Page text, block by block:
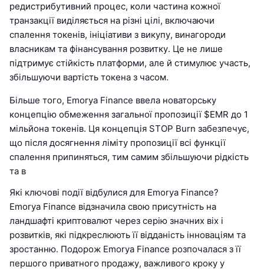
редистрибутивний процес, коли частина кожної
транзакції виділяється на різні цілі, включаючи
спалення токенів, ініціативи з викупу, винагороди
власникам та фінансування розвитку. Це не лише
підтримує стійкість платформи, але й стимулює участь,
збільшуючи вартість токена з часом.
Більше того, Emorya Finance ввела новаторську
концепцію обмеження загальної пропозиції $EMR до 1
мільйона токенів. Ця концепція STOP Burn забезпечує,
що після досягнення ліміту пропозиції всі функції
спалення припиняться, тим самим збільшуючи рідкість
та в
Які ключові події відбулися для Emorya Finance?
Emorya Finance відзначила свою присутність на
ландшафті криптовалют через серію значних віх і
розвитків, які підкреслюють її відданість інноваціям та
зростанню. Подорож Emorya Finance розпочалася з її
першого приватного продажу, важливого кроку у